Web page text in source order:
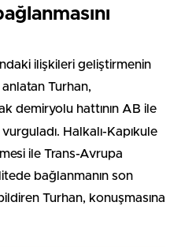
ilişkileri geliştirmenin
Turhan,
demiryolu hattının AB ile
Halkalı-Kapıkule
ile Trans-Avrupa
bağlanmanın son
Turhan, konuşmasına